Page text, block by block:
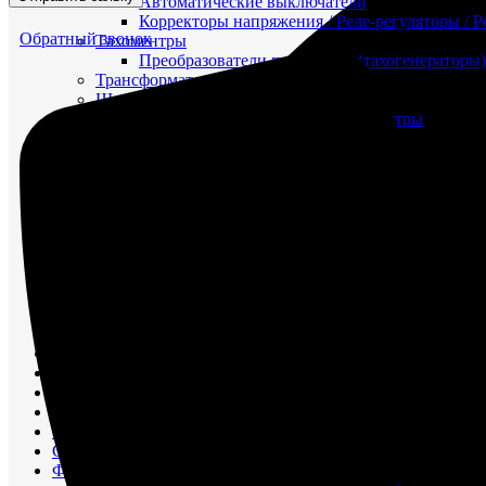
Корректоры напряжения / Реле-регуляторы
Тахоментры
Преобразователи первичные (тахогенераторы)
Трансформаторы
Щитовые приборы
Ампервольтметры / Вольтамперметры
Сигнализация и автоматика
Судовая запорная арматура
Фильтры и фильтроэлементы
Обратный звонок